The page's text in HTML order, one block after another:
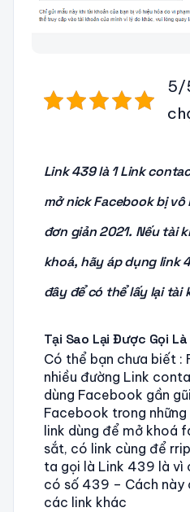
5/
Link 439 là 1 Link
mở nick Facebook bị vô
đơn giản 2021. Nếu tài
khoá, hãy áp dụng link
đây để có thể lấy lại tài
Tại Sao Lại Được Gọi
Có thể bạn chưa biết
nhiều đường Link
dùng Facebook gần
Facebook trong những
link dùng để mở khoá
sắt, có link cùng để
ta gọi là Link 439 là vì
có số 439 – Cách này
các link khác